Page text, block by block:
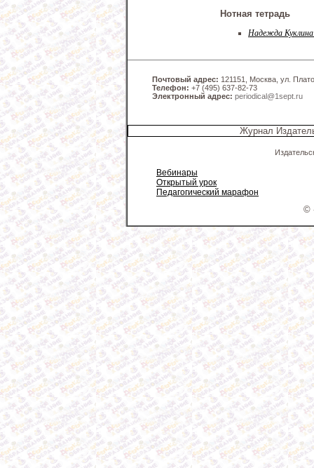
Нотная тетрадь
Надежда Куклина
Почтовый адрес: 121151, Москва, ул.
Телефон: +7 (495) 637-82-73
Электронный адрес: periodical@1sept.ru
Журнал
Вебинары
Открытый урок
Педагогический марафон
©